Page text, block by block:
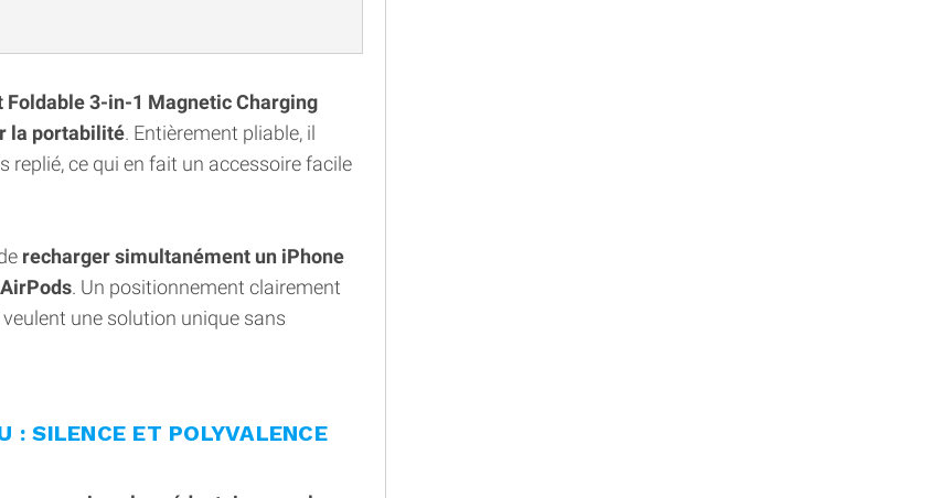
Foldable 3-in-1 Magnetic Charging
la portabilité. Entièrement pliable, il
replié, ce qui en fait un accessoire facile
recharger simultanément un iPhone
. Un positionnement clairement
une solution unique sans
: SILENCE ET POLYVALENCE